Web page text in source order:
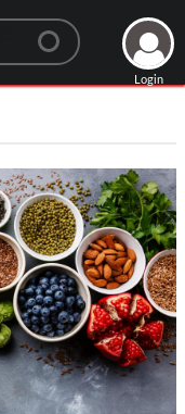
Login